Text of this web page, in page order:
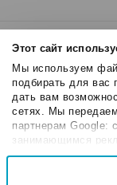
Этот сайт
Мы используем
подбирать для вас
дать вам
сетях. Мы
партнерам Google:
занимающимся
могут
информацией, а
Выбор
Правила
Безопасность
Политика
Политика Cookies
© 2015 - 2026.